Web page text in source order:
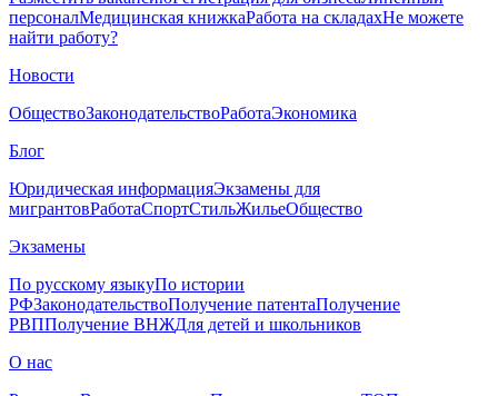
персоналМедицинская книжкаРабота на складахНе можете
найти работу?
Новости
ОбществоЗаконодательствоРаботаЭкономика
Блог
Юридическая информацияЭкзамены для
мигрантовРаботаСпортСтильЖильеОбщество
Экзамены
По русскому языкуПо истории
РФЗаконодательствоПолучение патентаПолучение
РВППолучение ВНЖДля детей и школьников
О нас